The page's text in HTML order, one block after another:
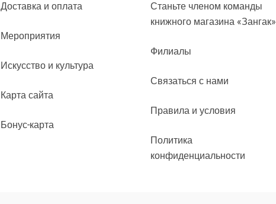
Доставка и оплата
Мероприятия
Искусство и культура
Карта сайта
Бонус-карта
Станьте членом команды
книжного магазина «Зангак»
Филиалы
Связаться с нами
Правила и условия
Политика
конфиденциальности